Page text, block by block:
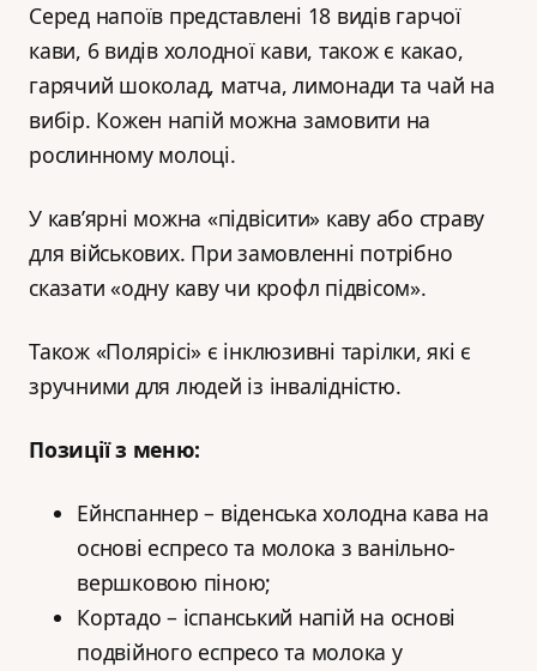
Серед напоїв представлені 18 видів гарчої
кави, 6 видів холодної кави, також є какао,
гарячий шоколад, матча, лимонади та чай на
вибір. Кожен напій можна замовити на
рослинному молоці.
У кавʼярні можна «підвісити» каву або страву
для військових. При замовленні потрібно
сказати «одну каву чи крофл підвісом».
Також «Полярісі» є інклюзивні тарілки, які є
зручними для людей із інвалідністю.
Позиції з меню:
Ейнспаннер – віденська холодна кава на
основі еспресо та молока з ванільно-
вершковою піною;
Кортадо – іспанський напій на основі
подвійного еспресо та молока у